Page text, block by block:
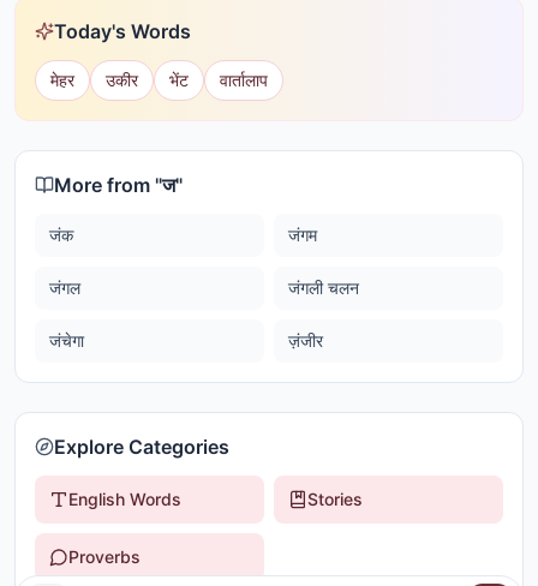
Today's Words
मेहर उकीर भेंट वार्तालाप
More from "ज"
जंक जंगम
जंगल जंगली चलन
जंचेगा ज़ंजीर
Explore Categories
English Words Stories
Proverbs